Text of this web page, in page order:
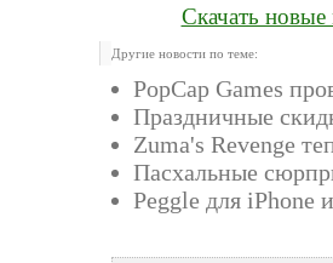
Скачать
Другие новости по теме:
PopCap Games
Праздничные
Zuma's Revenge
Пасхальные
Peggle для iPhone